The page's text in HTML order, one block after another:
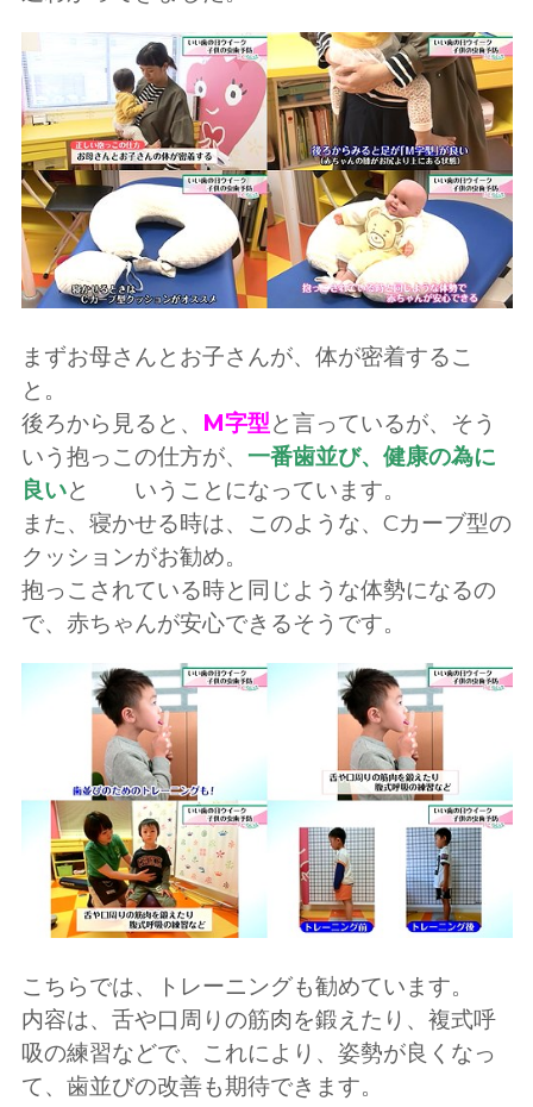
まずお母さんとお子さんが、体が密着するこ
と。
後ろから見ると、
M字型と言っているが、そう
いう抱っこの仕方が、 一番歯並び、健康の為に
良いと いうことになっています。
また、寝かせる時は、このような、Cカーブ型の
クッションがお勧め。
抱っこされている時と同じような体勢になるの
で、赤ちゃんが安心できるそうです。
こちらでは、トレーニングも勧めています。
内容は、舌や口周りの筋肉を鍛えたり、複式呼
吸の練習などで、これにより、姿勢が良くなっ
て、歯並びの改善も期待できます。